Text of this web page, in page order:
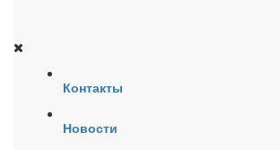
Контакты
Новости